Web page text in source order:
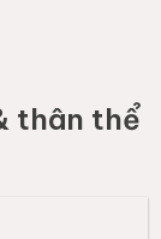
thân thể